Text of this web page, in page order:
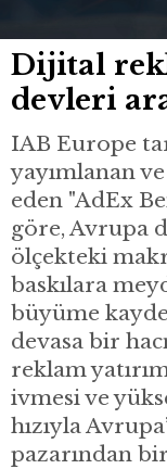
Dijital
devleri
IAB Europe
yayımlanan
eden "AdEx
göre, Avrupa
ölçekteki
baskılara
büyüme
devasa bir
reklam
ivmesi ve
hızıyla
pazarından